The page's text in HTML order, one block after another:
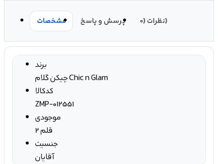
مشخصات پرسش و پاسخ نظرات (0)
برند
چیکن گلام Chic n Glam
کدکالا
ZMP-012551
موجودی
2 قلم
جنسیت
آقایان